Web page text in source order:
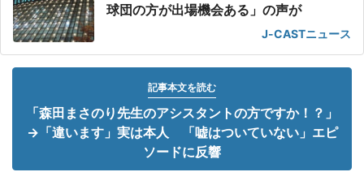
球団の方が出場機会ある」の声が
J-CASTニュース
記事本文を読む
「森田まさのり先生のアシスタントの方ですか！？」
→「違います」実は本人 「嘘はついていない」エピ
ソードに反響